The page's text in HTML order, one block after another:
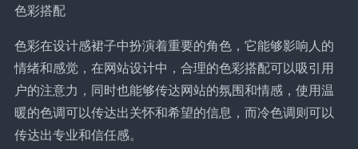
色彩搭配
色彩在设计感裙子中扮演着重要的角色，它能够影响人的
情绪和感觉，在网站设计中，合理的色彩搭配可以吸引用
户的注意力，同时也能够传达网站的氛围和情感，使用温
暖的色调可以传达出关怀和希望的信息，而冷色调则可以
传达出专业和信任感。